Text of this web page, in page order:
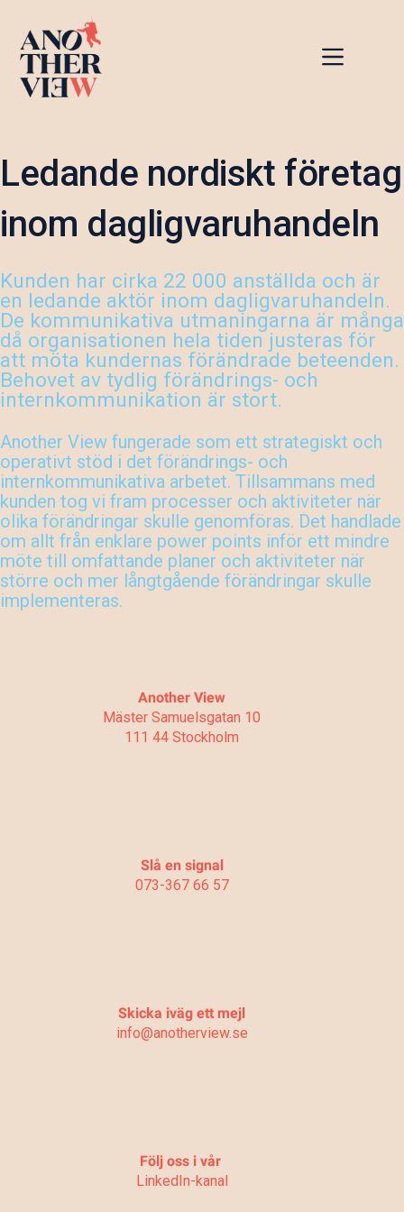
innehåll
Ledande nordiskt företag
inom dagligvaruhandeln
Kunden har cirka 22 000 anställda och är
en ledande aktör inom dagligvaruhandeln.
De kommunikativa utmaningarna är många
då organisationen hela tiden justeras för
att möta kundernas förändrade beteenden.
Behovet av tydlig förändrings- och
internkommunikation är stort.
Another View fungerade som ett strategiskt och
operativt stöd i det förändrings- och
internkommunikativa arbetet. Tillsammans med
kunden tog vi fram processer och aktiviteter när
olika förändringar skulle genomföras. Det handlade
om allt från enklare power points inför ett mindre
möte till omfattande planer och aktiviteter när
större och mer långtgående förändringar skulle
implementeras.
Another View
Mäster Samuelsgatan 10
111 44 Stockholm
Slå en signal
073-367 66 57
Skicka iväg ett mejl
info@anotherview.se
Följ oss i vår
LinkedIn-kanal